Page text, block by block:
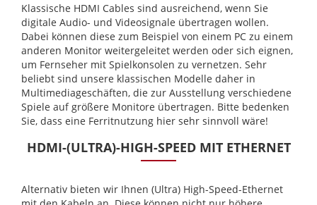
Klassische HDMI Cables sind ausreichend, wenn Sie
digitale Audio- und Videosignale übertragen wollen.
Dabei können diese zum Beispiel von einem PC zu einem
anderen Monitor weitergeleitet werden oder sich eignen,
um Fernseher mit Spielkonsolen zu vernetzen. Sehr
beliebt sind unsere klassischen Modelle daher in
Multimediageschäften, die zur Ausstellung verschiedene
Spiele auf größere Monitore übertragen. Bitte bedenken
Sie, dass eine Ferritnutzung hier sehr sinnvoll wäre!
HDMI-(ULTRA)-HIGH-SPEED MIT ETHERNET
Alternativ bieten wir Ihnen (Ultra) High-Speed-Ethernet